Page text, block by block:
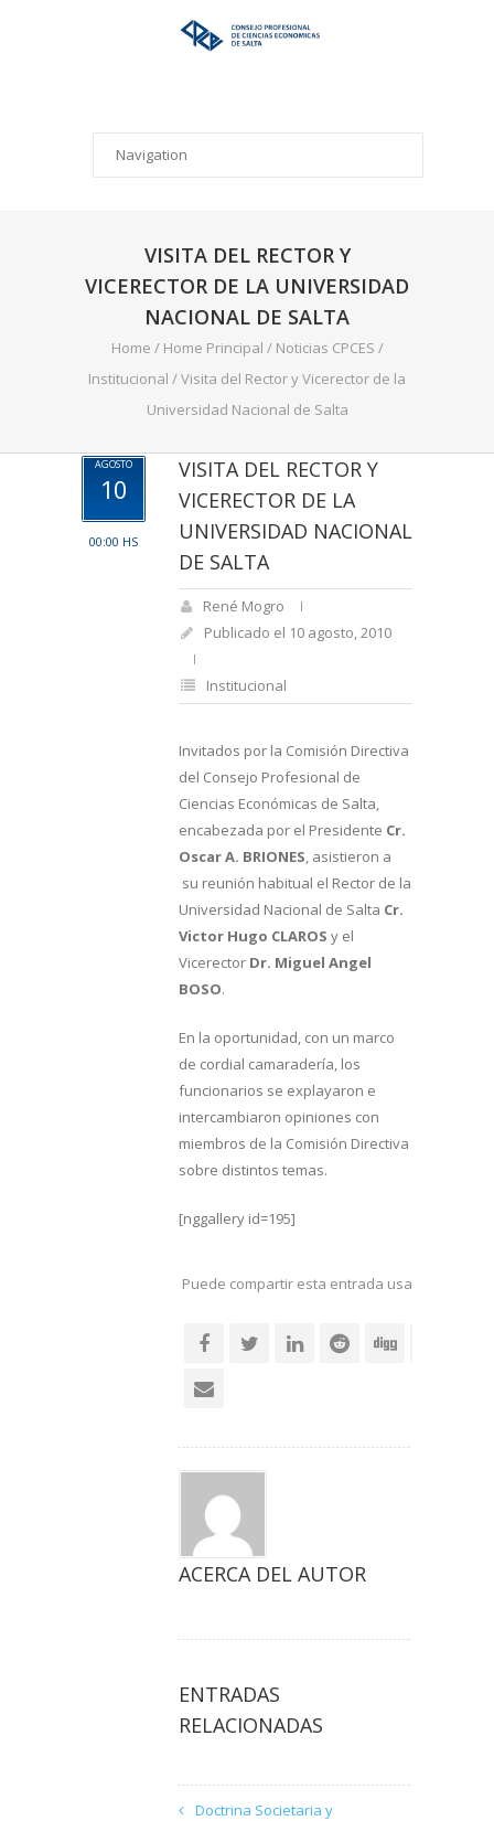
VISITA DEL RECTOR Y
VICERECTOR DE LA UNIVERSIDAD
NACIONAL DE SALTA
Home / Home Principal / Noticias CPCES /
Institucional /Visita del Rector y Vicerector de la
Universidad Nacional de Salta
AGOSTO
10
00:00 HS
VISITA DEL RECTOR Y
VICERECTOR DE LA
UNIVERSIDAD NACIONAL
DE SALTA
René Mogro
Publicado el 10 agosto, 2010
Institucional
Invitados por la Comisión Directiva
del Consejo Profesional de
Ciencias Económicas de Salta,
encabezada por el Presidente Cr.
Oscar A. BRIONES, asistieron a
su reunión habitual el Rector de la
Universidad Nacional de Salta Cr.
Victor Hugo CLAROS y el
Vicerector Dr. Miguel Angel
BOSO.
En la oportunidad, con un marco
de cordial camaradería, los
funcionarios se explayaron e
intercambiaron opiniones con
miembros de la Comisión Directiva
sobre distintos temas.
[nggallery id=195]
Puede compartir esta entrada usando sus
ACERCA DEL AUTOR
ENTRADAS
RELACIONADAS
Doctrina Societaria y